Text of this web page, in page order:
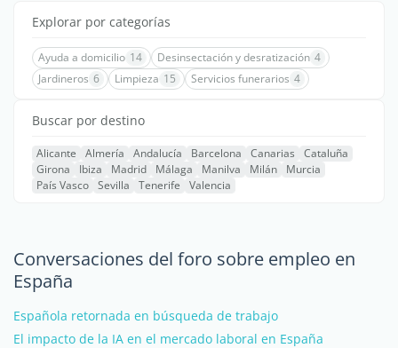
Explorar por categorías
Ayuda a domicilio 14 Desinsectación y desratización 4
Jardineros 6 Limpieza 15 Servicios funerarios 4
Buscar por destino
Alicante Almería Andalucía Barcelona Canarias
Cataluña
Girona
Ibiza Madrid Málaga Manilva Milán
Murcia
País Vasco Sevilla Tenerife Valencia
Conversaciones del foro sobre empleo en
España
Española retornada en búsqueda de trabajo
El impacto de la IA en el mercado laboral en España